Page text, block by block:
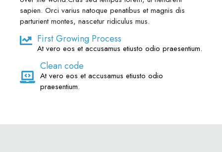
sapien. Orci varius natoque penatibus et magnis dis
parturient montes, nascetur ridiculus mus.
First Growing Process
At vero eos et accusamus etiusto odio praesentium.
Clean code
At vero eos et accusamus etiusto odio
praesentium.